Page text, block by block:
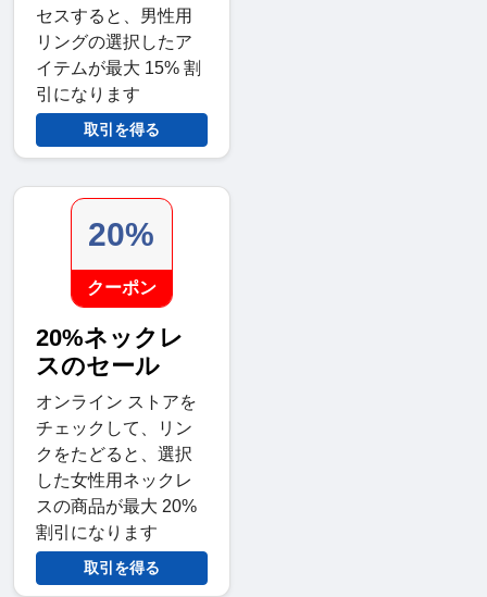
セスすると、男性用
リングの選択したア
イテムが最大 15% 割
引になります
取引を得る
20%
クーポン
20%ネックレ
スのセール
オンライン ストアを
チェックして、リン
クをたどると、選択
した女性用ネックレ
スの商品が最大 20%
割引になります
取引を得る